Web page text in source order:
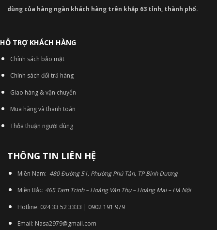
dùng của hàng ngàn khách hàng trên khắp 63 tỉnh, thành phố.
HỖ TRỢ KHÁCH HÀNG
Chính sách bảo mật
Chính sách đổi trả hàng
Giao hàng & vận chuyển
Mua hàng và thanh toán
Thỏa thuận người dùng
THÔNG TIN LIÊN HỆ
Miền Nam: 480 Đường 51, Phường Phú Tân, TP Bình Dương
Miền Bắc: 465 Tam Trinh – Hoàng Văn Thụ – Hoàng Mai – Hà Nội
Hotline: 024 33 52 3333 | 0902 191 979
Email: Nasa2979@gmail.com